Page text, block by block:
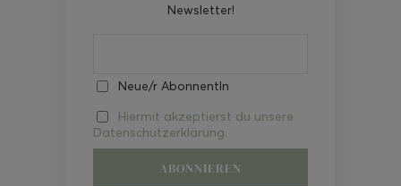
Newsletter!
Neue/r AbonnentIn
Hiermit akzeptierst du unsere
Datenschutzerklärung.